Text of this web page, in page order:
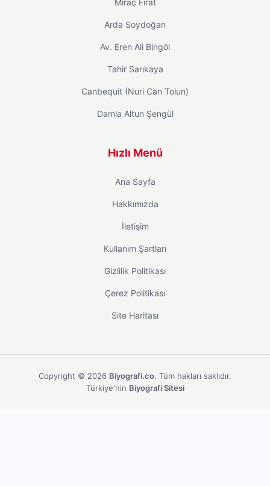
Miraç Fırat
Arda Soydoğan
Av. Eren Ali Bingöl
Tahir Sarıkaya
Canbequit (Nuri Can Tolun)
Damla Altun Şengül
Hızlı Menü
Ana Sayfa
Hakkımızda
İletişim
Kullanım Şartları
Gizlilik Politikası
Çerez Politikası
Site Haritası
Copyright © 2026 Biyografi.co. Tüm hakları saklıdır.
Türkiye'nin Biyografi Sitesi